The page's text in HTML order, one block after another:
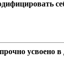
усвоено